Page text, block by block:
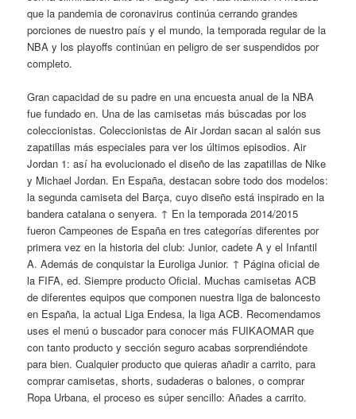
que la pandemia de coronavirus continúa cerrando grandes
porciones de nuestro país y el mundo, la temporada regular de la
NBA y los playoffs continúan en peligro de ser suspendidos por
completo.
Gran capacidad de su padre en una encuesta anual de la NBA
fue fundado en. Una de las camisetas más búscadas por los
coleccionistas. Coleccionistas de Air Jordan sacan al salón sus
zapatillas más especiales para ver los últimos episodios. Air
Jordan 1: así ha evolucionado el diseño de las zapatillas de Nike
y Michael Jordan. En España, destacan sobre todo dos modelos:
la segunda camiseta del Barça, cuyo diseño está inspirado en la
bandera catalana o senyera. ↑ En la temporada 2014/2015
fueron Campeones de España en tres categorías diferentes por
primera vez en la historia del club: Junior, cadete A y el Infantil
A. Además de conquistar la Euroliga Junior. ↑ Página oficial de
la FIFA, ed. Siempre producto Oficial. Muchas camisetas ACB
de diferentes equipos que componen nuestra liga de baloncesto
en España, la actual Liga Endesa, la liga ACB. Recomendamos
uses el menú o buscador para conocer más FUIKAOMAR que
con tanto producto y sección seguro acabas sorprendiéndote
para bien. Cualquier producto que quieras añadir a carrito, para
comprar camisetas, shorts, sudaderas o balones, o comprar
Ropa Urbana, el proceso es súper sencillo: Añades a carrito.